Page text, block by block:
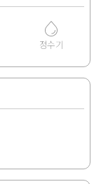
정수기